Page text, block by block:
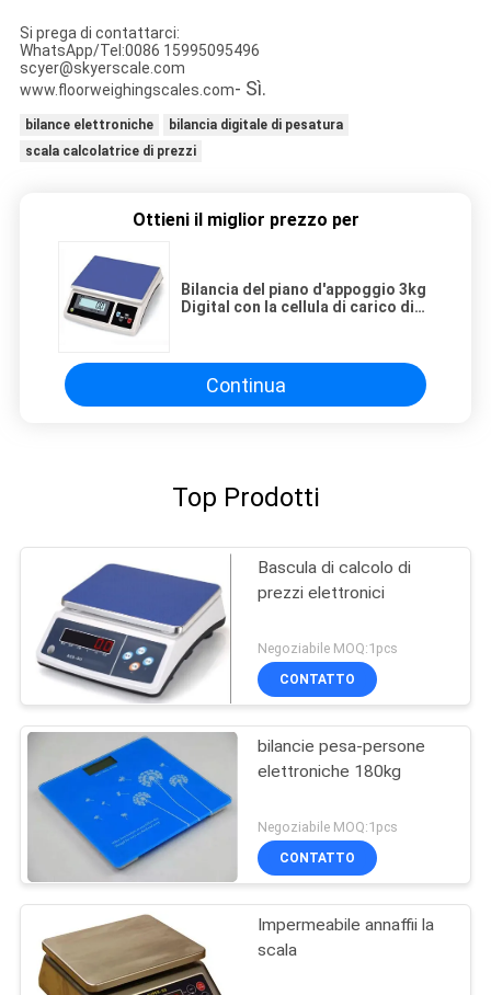
Si prega di contattarci:
WhatsApp/Tel:0086 15995095496
scyer@skyerscale.com
www.floorweighingscales.com- Sì.
bilance elettroniche
bilancia digitale di pesatura
scala calcolatrice di prezzi
Ottieni il miglior prezzo per
Bilancia del piano d'appoggio 3kg
Digital con la cellula di carico di
Continua
Top Prodotti
Bascula di calcolo di
prezzi elettronici
Negoziabile MOQ:1pcs
CONTATTO
bilancie pesa-persone
elettroniche 180kg
Negoziabile MOQ:1pcs
CONTATTO
Impermeabile annaffii la
scala